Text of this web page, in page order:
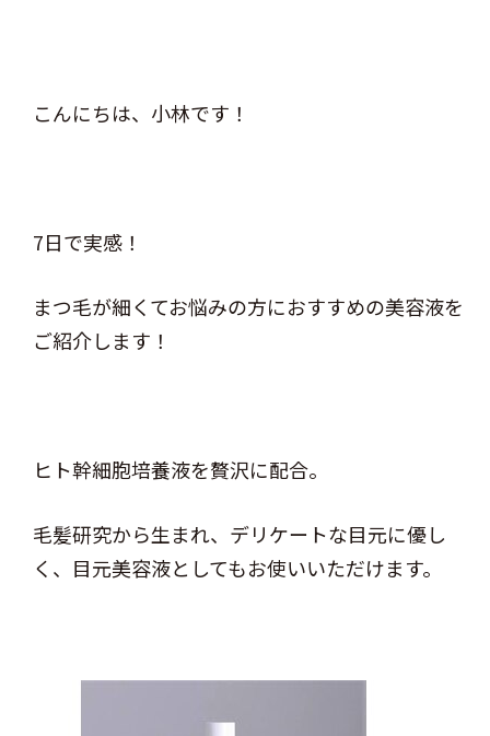
こんにちは、小林です！
7日で実感！
まつ毛が細くてお悩みの方におすすめの美容液を
ご紹介します！
ヒト幹細胞培養液を贅沢に配合。
毛髪研究から生まれ、デリケートな目元に優し
く、目元美容液としてもお使いいただけます。